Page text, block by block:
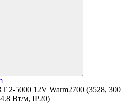
2-5000 12V Warm2700 (3528, 300
Вт/м, IP20)